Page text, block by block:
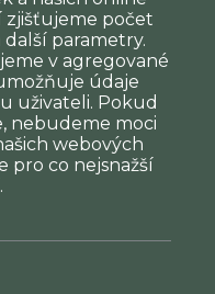
zjišťujeme počet
další parametry.
v agregované
údaje
uživateli. Pokud
nebudeme moci
webových
pro co nejsnažší